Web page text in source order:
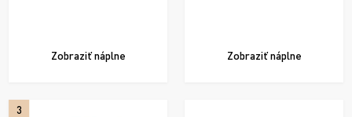
Zobraziť náplne Zobraziť náplne
3